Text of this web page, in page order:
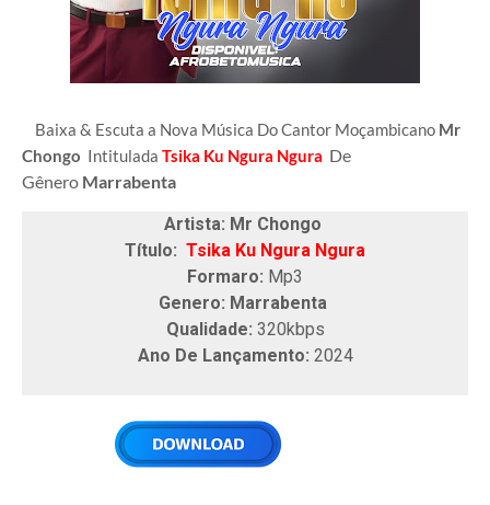
Baixa & Escuta a Nova Música Do Cantor Moçambicano Mr
Chongo Intitulada Tsika Ku Ngura Ngura De
Gênero Marrabenta
Artista: Mr Chongo
Título: Tsika Ku Ngura Ngura
Formaro: Mp3
Genero: Marrabenta
Qualidade: 320kbps
Ano De Lançamento: 2024